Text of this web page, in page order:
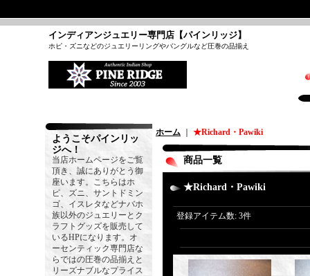
インディアンジュエリー専門店【パインリッジ】
ホピ・ズニなどのジュエリーリングやバングルなど圧巻の品揃え
ようこそパインリッ
ジへ！
当店ホームページをご覧
頂き、誠にありがとう御
座います。こちらはホ
ピ、ズニ、サントドミン
ゴ、イスレタなどナバホ
族以外のジュエリーとク
ラフトグッズを販売して
いるHPになります。オ
ーセンティック専門店な
らではの圧巻の品揃えと
リーズナブルなプライス
ホーム ★Richard・Pawiki
商品一覧
★Richard・Pawiki
登録アイテム数: 3件